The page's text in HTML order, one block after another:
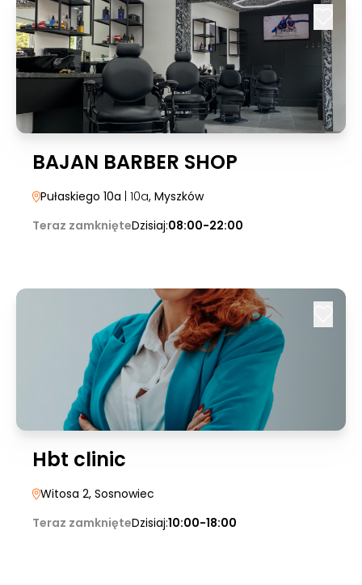
BAJAN BARBER SHOP
Pułaskiego 10a | 10a, Myszków
Teraz zamknięteDzisiaj:08:00-22:00
Hbt clinic
Witosa 2, Sosnowiec
Teraz zamknięteDzisiaj:10:00-18:00